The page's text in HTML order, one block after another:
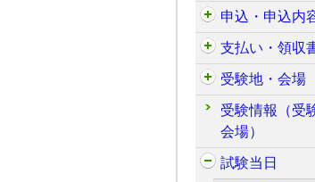
申込・申込内
支払い・領収
受験地・会場
受験情報（受
会場）
試験当日